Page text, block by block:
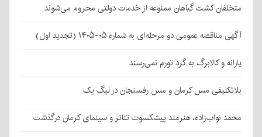
متخلفان کشت گیاهان ممنوعه از خدمات دولتی محروم می‌شوند
آگهی مناقصه عمومی دو مرحله‌ای به شماره ۰۵-۱۴۰۵ (تجدید اول)
یارانه و کالابرگ به گرد تورم نمی‌رسند
بلاتکلیفی مس کرمان و مس رفسنجان در لیگ یک
محمد نواب‌زاده، هنرمند پیشکسوت تئاتر و سینمای کرمان درگذشت